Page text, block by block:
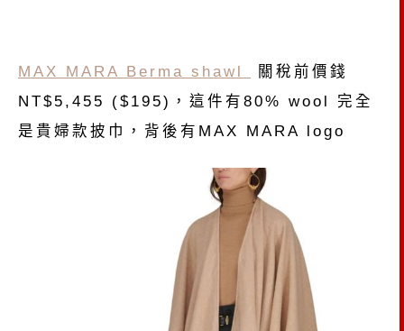
MAX MARA Berma shawl
關稅前價錢
NT$5,455 ($195)，這件有80% wool 完全
是貴婦款披巾，背後有MAX MARA logo